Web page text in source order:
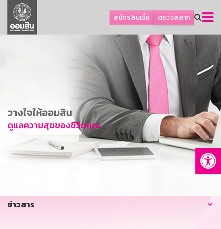
สมัครสินเชื่อ ตรวจสลาก
ลูกค้าธุรกิจ
ลูกค้าผู้ประกอบรายย่อย
การพัฒนาที่ยั่งยืน
ข่าวสาร
บริการทางการเงิน
อื่นๆ
วางใจให้ออมสิน
ดูแลความสุขของชีวิตคุณ
ข่าวสาร